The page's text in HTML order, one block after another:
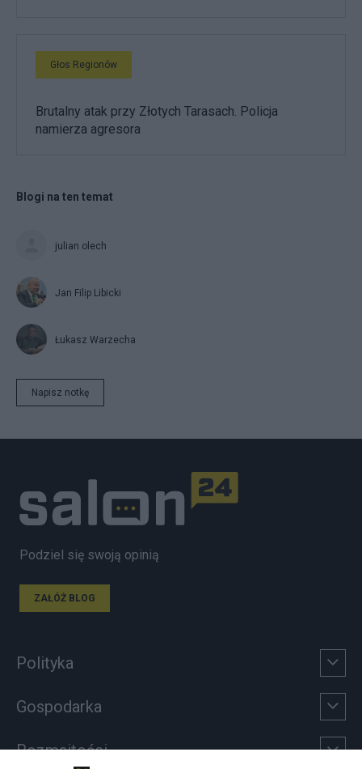
Głos Regionów
Brutalny atak przy Złotych Tarasach. Policja
namierza agresora
Blogi na ten temat
julian olech
Jan Filip Libicki
Łukasz Warzecha
Napisz notkę
Podziel się swoją opinią
ZAŁÓŻ BLOG
Polityka
Gospodarka
Rozmaitości